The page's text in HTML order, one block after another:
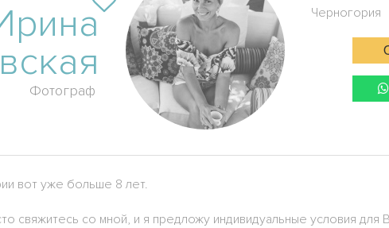
Фотограф
Черногория
вот уже больше 8 лет.
свяжитесь со мной, и я предложу индивидуальные условия